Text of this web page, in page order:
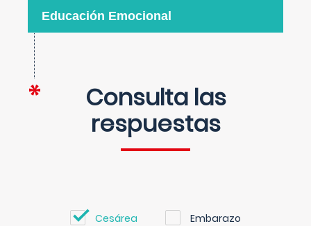
Educación Emocional
Consulta las
respuestas
Cesárea Embarazo